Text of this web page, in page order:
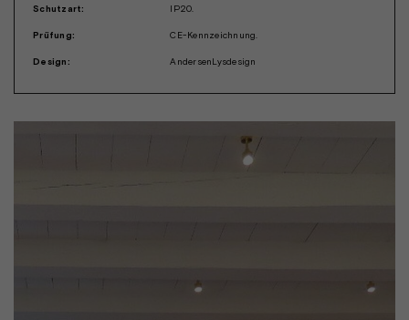
Schutzart: IP20.
Prüfung: CE-Kennzeichnung.
Design: AndersenLysdesign